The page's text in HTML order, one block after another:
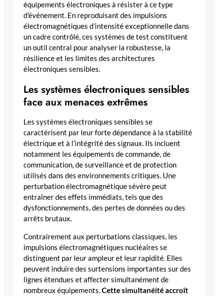
équipements électroniques à résister à ce type
d’événement. En reproduisant des impulsions
électromagnétiques d’intensité exceptionnelle dans
un cadre contrôlé, ces systèmes de test constituent
un outil central pour analyser la robustesse, la
résilience et les limites des architectures
électroniques sensibles.
Les systèmes électroniques sensibles
face aux menaces extrêmes
Les systèmes électroniques sensibles se
caractérisent par leur forte dépendance à la stabilité
électrique et à l’intégrité des signaux. Ils incluent
notamment les équipements de commande, de
communication, de surveillance et de protection
utilisés dans des environnements critiques. Une
perturbation électromagnétique sévère peut
entraîner des effets immédiats, tels que des
dysfonctionnements, des pertes de données ou des
arrêts brutaux.
Contrairement aux perturbations classiques, les
impulsions électromagnétiques nucléaires se
distinguent par leur ampleur et leur rapidité. Elles
peuvent induire des surtensions importantes sur des
lignes étendues et affecter simultanément de
nombreux équipements.Cette simultanéité accroît